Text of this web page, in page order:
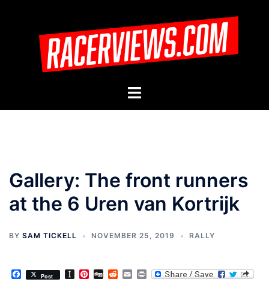
Toggle
Gallery: The front runners
at the 6 Uren van Kortrijk
BY SAM TICKELL NOVEMBER 25, 2019 RALLY
Facebook
Post Instapaper
Pinterest
DiggRedditEmailPrint